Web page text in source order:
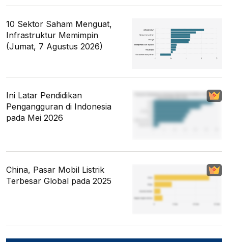
10 Sektor Saham Menguat,
Infrastruktur Memimpin
(Jumat, 7 Agustus 2026)
Ini Latar Pendidikan
Pengangguran di Indonesia
pada Mei 2026
China, Pasar Mobil Listrik
Terbesar Global pada 2025